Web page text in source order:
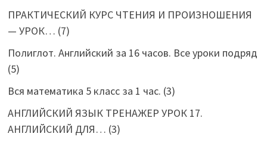
ПРАКТИЧЕСКИЙ КУРС ЧТЕНИЯ И ПРОИЗНОШЕНИЯ
— УРОК… (7)
Полиглот. Английский за 16 часов. Все уроки подряд
(5)
Вся математика 5 класс за 1 час. (3)
АНГЛИЙСКИЙ ЯЗЫК ТРЕНАЖЕР УРОК 17.
АНГЛИЙСКИЙ ДЛЯ… (3)